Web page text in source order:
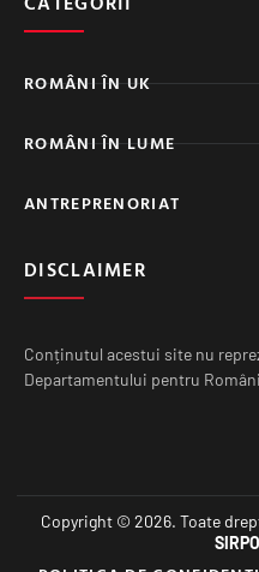
ROMÂNI ÎN UK
ROMÂNI ÎN LUME
ANTREPRENORIAT
DISCLAIMER
Conținutul acestui site nu
Departamentului pentru
Copyright © 2026. Toate